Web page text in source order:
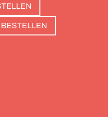
zweierlei gemeinsam
Basis, um Gipfel zu
Pools, um